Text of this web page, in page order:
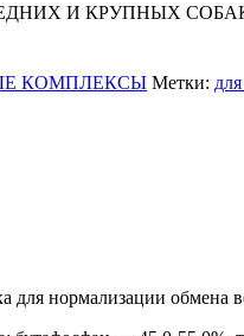
И КРУПНЫХ
КОМПЛЕКСЫ Метки:
нормализации обмена